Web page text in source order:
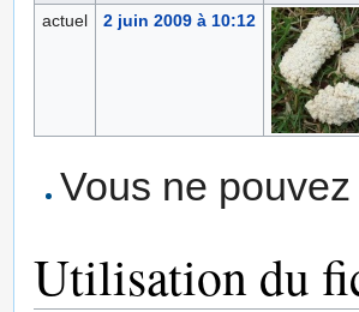
actuel
2 juin 2009 à 10:12
Vous ne
Utilisation du